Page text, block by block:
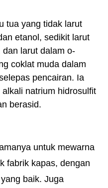
tua yang tidak larut
etanol, sedikit larut
larut dalam o-
coklat muda dalam
pencairan. Ia
natrium hidrosulfit
berasid.
untuk mewarna
fabrik kapas, dengan
baik. Juga